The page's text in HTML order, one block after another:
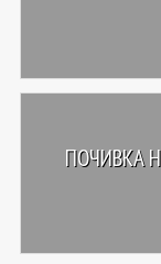
ПОЧИВКА